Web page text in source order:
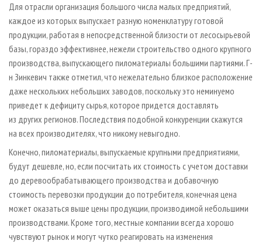
Для отрасли организация большого числа малых предприятий,
каждое из которых выпускает разную номенклатуру готовой
продукции, работая в непосредственной близости от лесосырьевой
базы, гораздо эффективнее, нежели строительство одного крупного
производства, выпускающего пиломатериалы большими партиями. Г-
н Зинкевич также отметил, что нежелательно близкое расположение
даже нескольких небольших заводов, поскольку это неминуемо
приведет к дефициту сырья, которое придется доставлять
из других регионов. Последствия подобной конкуренции скажутся
на всех производителях, что никому невыгодно.
Конечно, пиломатериалы, выпускаемые крупными предприятиями,
будут дешевле, но, если посчитать их стоимость с учетом доставки
до деревообрабатывающего производства и добавочную
стоимость перевозки продукции до потребителя, конечная цена
может оказаться выше цены продукции, производимой небольшими
производствами. Кроме того, местные компании всегда хорошо
чувствуют рынок и могут чутко реагировать на изменения